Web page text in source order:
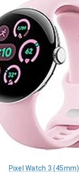
Pixel Watch 3 (45mm)